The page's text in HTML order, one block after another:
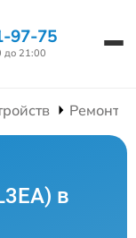
97-75
до 21:00
Ремонт
в